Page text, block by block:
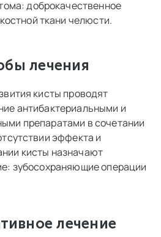
доброкачественное
ткани челюсти.
лечения
кисты проводят
антибактериальными и
препаратами в сочетании
эффекта и
кисты назначают
зубосохраняющие операции
лечение